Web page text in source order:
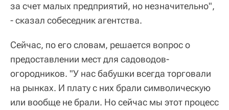
за счет малых предприятий, но незначительно",
- сказал собеседник агентства.
Сейчас, по его словам, решается вопрос о
предоставлении мест для садоводов-
огородников. "У нас бабушки всегда торговали
на рынках. И плату с них брали символическую
или вообще не брали. Но сейчас мы этот процесс